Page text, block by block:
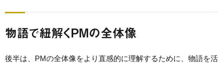
物語で紐解くPMの全体像
後半は、PMの全体像をより直感的に理解するために、物語を活